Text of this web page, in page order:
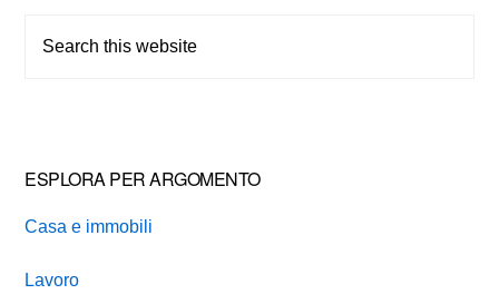
Sidebar
ESPLORA PER ARGOMENTO
Casa e immobili
Lavoro